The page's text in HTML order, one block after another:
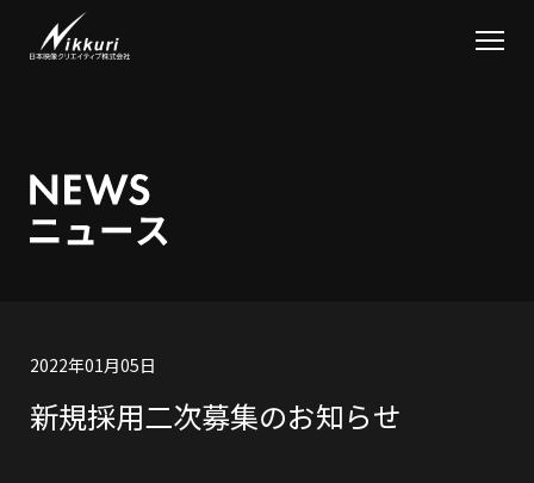
2022年01月05日
新規採用二次募集のお知らせ